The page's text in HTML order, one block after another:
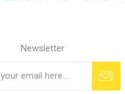
Newsletter